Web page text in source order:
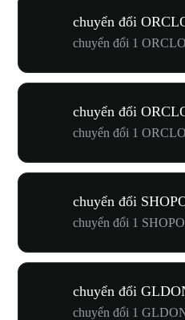
chuyển đổi
chuyển đổi 1
chuyển đổi
chuyển đổi 1
chuyển đổi
chuyển đổi 1
chuyển đổi
chuyển đổi 1